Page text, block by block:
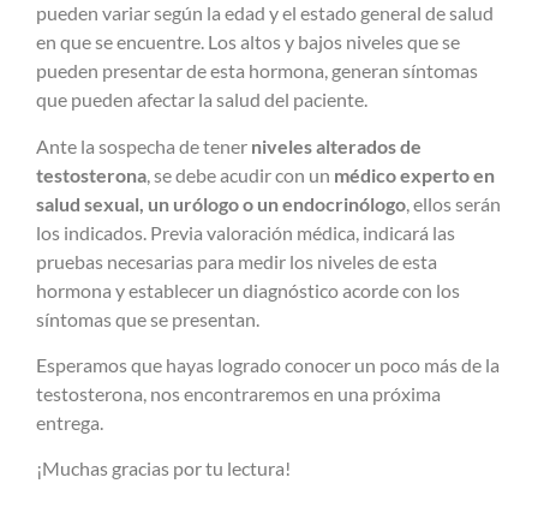
pueden variar según la edad y el estado general de salud
en que se encuentre. Los altos y bajos niveles que se
pueden presentar de esta hormona, generan síntomas
que pueden afectar la salud del paciente.
Ante la sospecha de tener niveles alterados de
testosterona , se debe acudir con un médico experto en
salud sexual, un urólogo o un endocrinólogo , ellos serán
los indicados. Previa valoración médica, indicará las
pruebas necesarias para medir los niveles de esta
hormona y establecer un diagnóstico acorde con los
síntomas que se presentan.
Esperamos que hayas logrado conocer un poco más de la
testosterona, nos encontraremos en una próxima
entrega.
¡Muchas gracias por tu lectura!